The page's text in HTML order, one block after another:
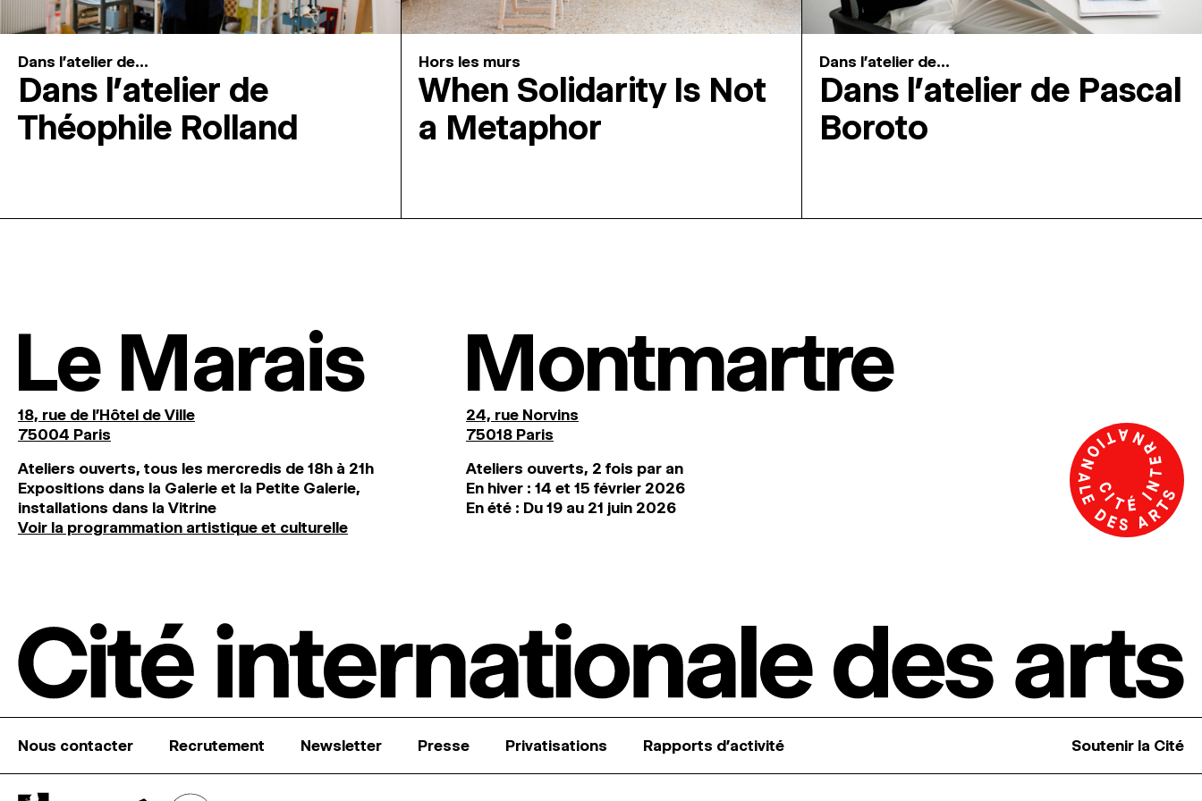
Dans l'atelier de...
Dans l’atelier de
Théophile Rolland
Hors les murs
When Solidarity Is Not
a Metaphor
Dans l'atelier de...
Dans l’atelier de Pascal
Boroto
Le Marais
18, rue de l'Hôtel de Ville
75004 Paris
Ateliers ouverts, tous les mercredis de 18h à 21h
Expositions dans la Galerie et la Petite Galerie,
installations dans la Vitrine
Voir la programmation artistique et culturelle
Montmartre
24, rue Norvins
75018 Paris
Ateliers ouverts, 2 fois par an
En hiver : 14 et 15 février 2026
En été : Du 19 au 21 juin 2026
Nous contacter Recrutement Newsletter Presse Privatisations Rapports d’activité Soutenir la Cité